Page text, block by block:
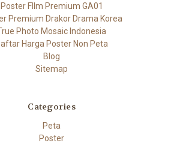
Poster FIlm Premium GA01
Premium Drakor Drama Korea
Photo Mosaic Indonesia
Harga Poster Non Peta
Blog
Sitemap
Categories
Peta
Poster